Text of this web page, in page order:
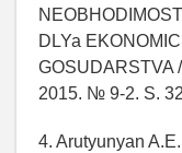
DLYa
GOSUDARSTVA
2015. № 9-2. S.
4. Arutyunyan